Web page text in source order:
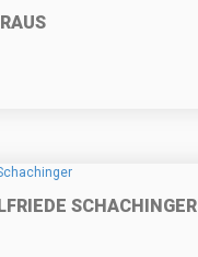
SCHACHINGER